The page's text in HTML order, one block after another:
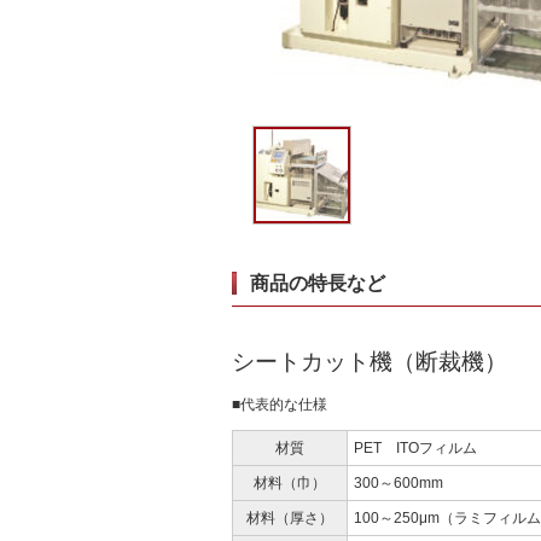
商品の特長など
シートカット機（断裁機）
■代表的な仕様
材質 PET ITOフィルム
材料（巾） 300～600mm
材料（厚さ） 100～250μm（ラミフィル